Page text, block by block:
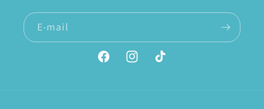
E-mail
FacebookInstagramTikTok